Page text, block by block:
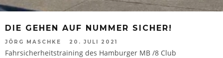
DIE GEHEN AUF NUMMER SICHER!
JÖRG MASCHKE 20. JULI 2021
Fahrsicherheitstraining des Hamburger MB /8 Club